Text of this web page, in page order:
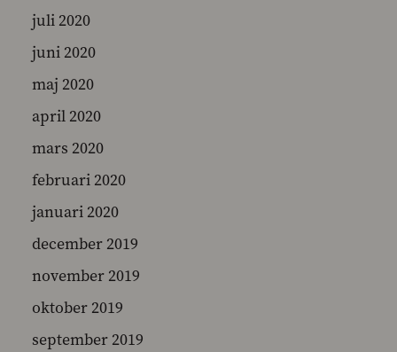
juli 2020
juni 2020
maj 2020
april 2020
mars 2020
februari 2020
januari 2020
december 2019
november 2019
oktober 2019
september 2019